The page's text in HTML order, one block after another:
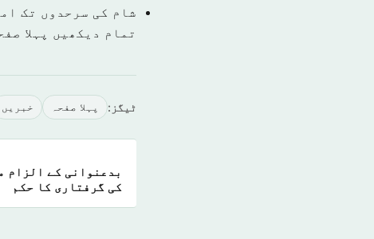
شام کی سرحدوں تک
تمام دیکھیں پہلا
ٹیگز: پہلا صفحہ خبريں
بدعنوانی کے الزام
کی گرفتاری کا حکم